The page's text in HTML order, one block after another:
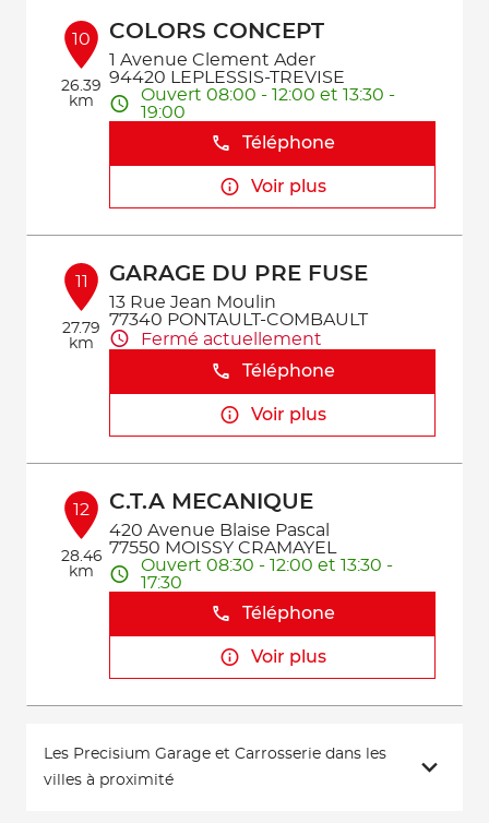
10
26.39
km
COLORS CONCEPT
1 Avenue Clement Ader
94420 LEPLESSIS-TREVISE
Ouvert 08:00 - 12:00 et 13:30 -
19:00
Téléphone
Voir plus
11
27.79
km
GARAGE DU PRE FUSE
13 Rue Jean Moulin
77340 PONTAULT-COMBAULT
Fermé actuellement
Téléphone
Voir plus
12
28.46
km
C.T.A MECANIQUE
420 Avenue Blaise Pascal
77550 MOISSY CRAMAYEL
Ouvert 08:30 - 12:00 et 13:30 -
17:30
Téléphone
Voir plus
Les Precisium Garage et Carrosserie dans les
villes à proximité